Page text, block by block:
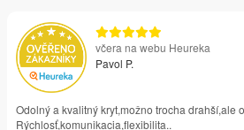
včera na webu Heureka
Pavol P.
Odolný a kvalitný kryt,možno trocha drahší,ale
Rýchlosť,komunikacia,flexibilita..